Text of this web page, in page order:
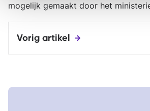
mogelijk gemaakt door het
Vorig artikel